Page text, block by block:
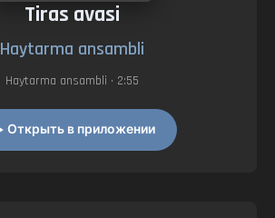
Tiras avasi
Haytarma ansambli
Haytarma ansambli • 2:55
Открыть в приложении